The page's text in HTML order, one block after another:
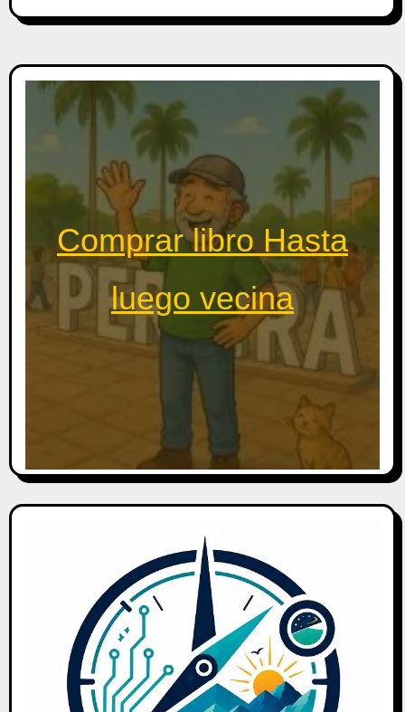
Comprar libro Hasta
luego vecina